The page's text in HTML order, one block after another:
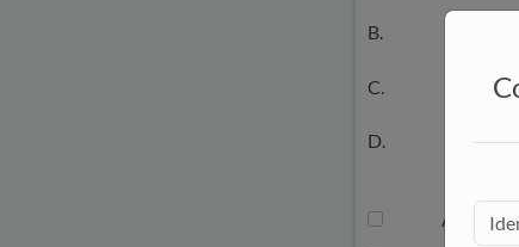
B.
C.
D.
A